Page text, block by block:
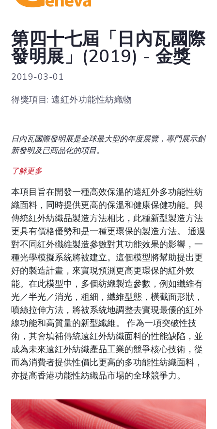
第四十七屆「日內瓦國際
發明展」(2019) - 金獎
2019-03-01
得獎項目: 遠紅外功能性紡織物
日內瓦國際發明展是全球最大型的年度展覽，專門展示創
新發明及已商品化的項目。
了解更多
本項目旨在開發一種高效保溫的遠紅外多功能性紡
織面料，同時提供更高的保溫和健康保健功能。與
傳統紅外紡織品製造方法相比，此種新型製造方法
更具有價格優勢和是一種更環保的製造方法。 通過
對不同紅外纖維製造參數對其功能效果的影響，一
種光學模擬系統將被建立。這個模型將幫助提出更
好的製造計畫，來實現預測更高更環保的紅外效
能。在此模型中，多個紡織製造參數，例如纖維有
光／半光／消光，粗細，纖維型態，橫截面形狀，
噴絲拉伸方法，將被系統地調整去實現最優的紅外
線功能和高質量的新型纖維。 作為一項突破性技
術，其會填補傳統遠紅外紡織面料的性能缺陷，並
成為未來遠紅外紡織產品工業的競爭核心技術，從
而為消費者提供性價比更高的多功能性紡織面料，
亦提高香港功能性紡織品市場的全球競爭力。